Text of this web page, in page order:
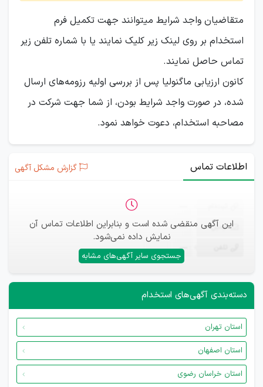
متقاضیان واجد شرایط میتوانند جهت تکمیل فرم
استخدام بر روی لینک زیر کلیک نمایند یا با شماره تلفن زیر
تماس حاصل نمایند.
کانون ارزیابی ماگنولیا پس از بررسی اولیه رزومه‌های ارسال
شده، در صورت واجد شرایط بودن، از شما جهت شرکت در
مصاحبه استخدام، دعوت خواهد نمود.
اطلاعات تماس گزارش مشکل آگهی
این آگهی منقضی شده است و بنابراین اطلاعات تماس آن
نمایش داده نمی‌شود.
جستجوی سایر آگهی‌های مشابه
ایمیل —
—
دسته‌بندی آگهی‌های استخدام
استان تهران
استان اصفهان
استان خراسان رضوی